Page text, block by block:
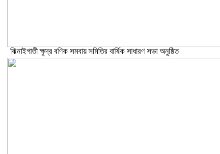
ঝিনাইগাতী ক্ষুদ্র বণিক সমবায় সমিতির বার্ষিক সাধারণ সভা অনুষ্ঠিত